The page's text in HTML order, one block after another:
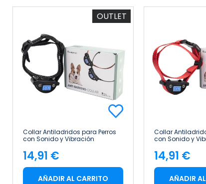
OUTLET
Collar Antiladridos para Perros
con Sonido y Vibración
Glückpet
Precio
14,91 €
AÑADIR AL CARRITO
Collar
con Sonido y
Glückpet
Precio
14,91 €
AÑADIR